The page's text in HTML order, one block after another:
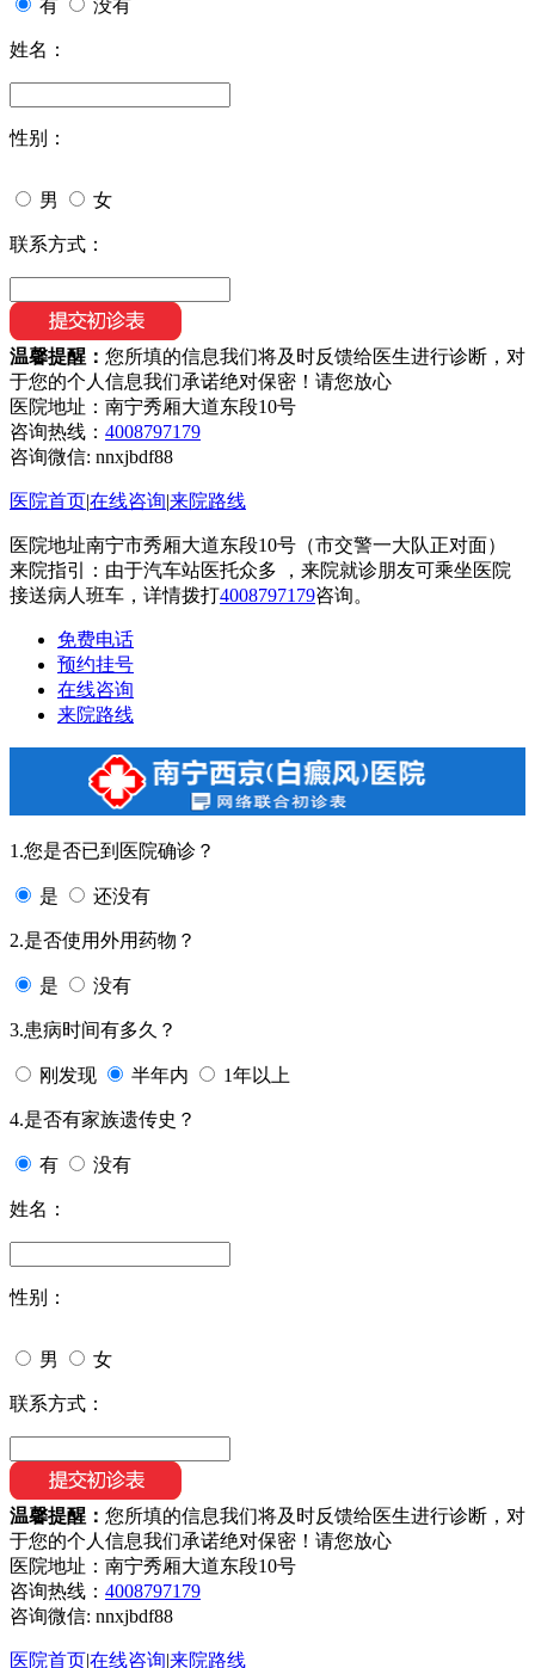
有 没有
姓名：
性别：
男 女
联系方式：
温馨提醒： 您所填的信息我们将及时反馈给医生进行诊断，对
于您的个人信息我们承诺绝对保密！请您放心
医院地址：南宁秀厢大道东段10号
咨询热线： 4008797179
咨询微信: nnxjbdf88
医院首页|在线咨询|来院路线
医院地址南宁市秀厢大道东段10号（市交警一大队正对面）
来院指引：由于汽车站医托众多 ，来院就诊朋友可乘坐医院
接送病人班车，详情拨打4008797179咨询。
免费电话
预约挂号
在线咨询
来院路线
1.您是否已到医院确诊？
是 还没有
2.是否使用外用药物？
是 没有
3.患病时间有多久？
刚发现 半年内 1年以上
4.是否有家族遗传史？
有 没有
姓名：
性别：
男 女
联系方式：
温馨提醒： 您所填的信息我们将及时反馈给医生进行诊断，对
于您的个人信息我们承诺绝对保密！请您放心
医院地址：南宁秀厢大道东段10号
咨询热线： 4008797179
咨询微信: nnxjbdf88
医院首页|在线咨询|来院路线